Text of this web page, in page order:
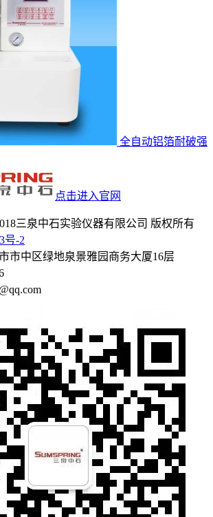
全自动铝箔耐破强
点击进入官网
三泉中石实验仪器有限公司 版权所有
号-2
市中区绿地泉景雅园商务大厦16层